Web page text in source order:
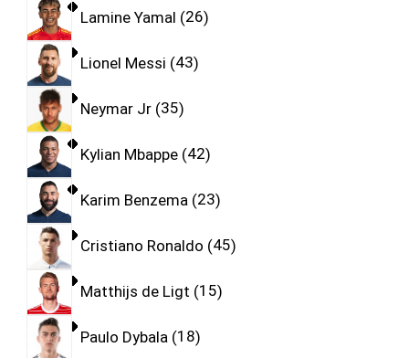
Lamine Yamal 26
Lionel Messi 43
Neymar Jr 35
Kylian Mbappe 42
Karim Benzema 23
Cristiano Ronaldo 45
Matthijs de Ligt 15
Paulo Dybala 18